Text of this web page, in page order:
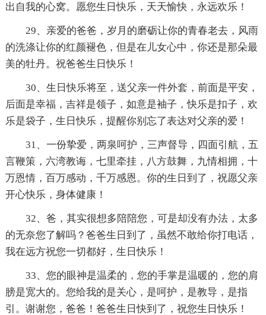
出自我的心窝。愿您生日快乐，天天愉快，永远欢乐！
29、亲爱的爸爸，岁月的磨砺让你的青春老去，风雨
的洗涤让你的红颜褪色，但是在儿女心中，你还是那朵最
美的牡丹。祝爸爸生日快乐！
30、生日快乐将至，送父亲一件外套，前面是平安，
后面是幸福，吉祥是领子，如意是袖子，快乐是扣子，欢
乐是袋子，生日快乐，提醒你别忘了表达对父亲的爱！
31、一份挚爱，两泉呵护，三声督导，四面引航，五
言鞭策，六湾教诲，七里牵挂，八方鼓舞，九情相拥，十
万恩情，百万感动，千万感恩。你的生日到了，祝愿父亲
开心快乐，身体健康！
32、爸，其实很想多陪陪您，可是却没有办法，太多
的无奈您了解吗？爸爸生日到了，虽然不敢给你打电话，
我在远方祝您一切都好，生日快乐！
33、您的眼神是温柔的，您的手掌是温暖的，您的肩
膀是宽大的。您给我的是关心，是呵护，是教导，是指
引。谢谢您，爸爸！爸爸生日快到了，祝您生日快乐！